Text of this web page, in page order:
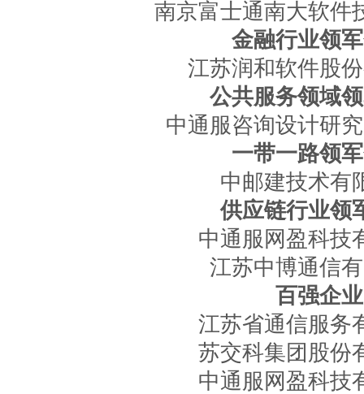
南京富士通南大软件
金融行业领
江苏润和软件股
公共服务领域
中通服咨询设计研
一带一路领
中邮建技术有
供应链行业领
中通服网盈科技
江苏中博通信
百强企业
江苏省通信服务
苏交科集团股份
中通服网盈科技